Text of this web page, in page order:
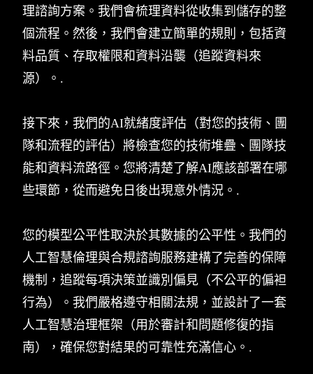
理諮詢方案。我們會梳理資料從收集到儲存的整
個流程。然後，我們會建立簡單的規則，包括資
料品質、存取權限和資料沿襲（追蹤資料來
源）。.
接下來，我們的AI就緒度評估（對您的技術、團
隊和流程的評估）將檢查您的技術堆疊、團隊技
能和資料流路徑。您將清楚了解AI應該部署在哪
些環節，從而避免日後出現意外情況。.
您的模型公平性取決於其數據的公平性。我們的
人工智慧倫理與合規諮詢服務建構了完善的保障
機制，追蹤每項決策並識別偏見（不公平的偏袒
行為）。我們嚴格遵守相關法規，並設計了一套
人工智慧治理框架（用於審計和問題修復的指
南），確保您對結果的可靠性充滿信心。.